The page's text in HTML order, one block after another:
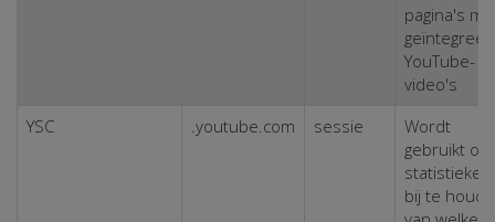
pagina's
YouTube-
video's
YSC
.youtube.com sessie
Wordt
gebruikt om
statistieken
bij te